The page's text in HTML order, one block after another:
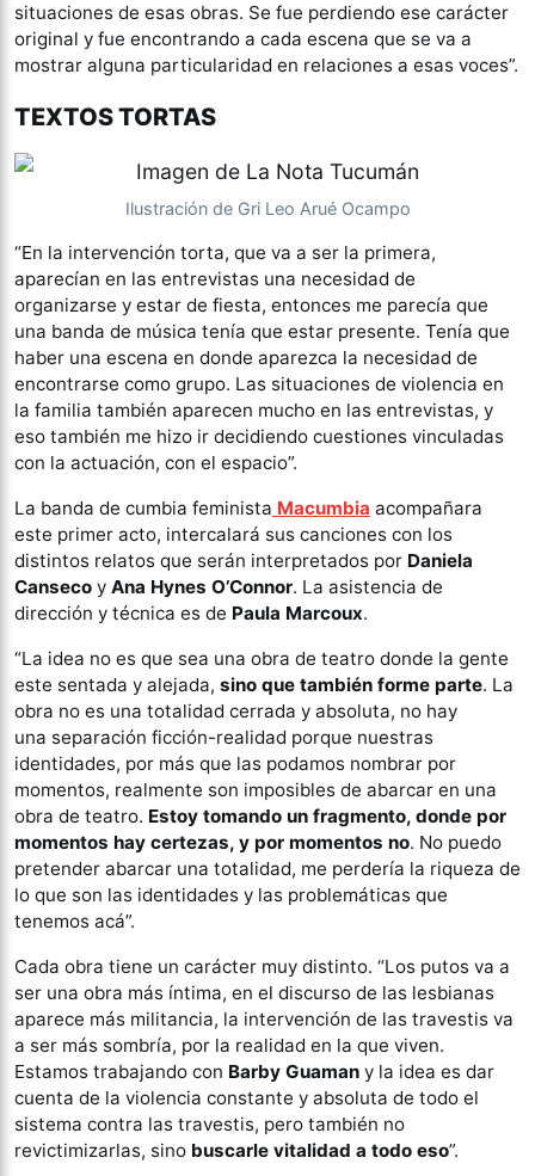
situaciones de esas obras. Se fue perdiendo ese carácter
original y fue encontrando a cada escena que se va a
mostrar alguna particularidad en relaciones a esas voces”.
TEXTOS TORTAS
Ilustración de Gri Leo Arué Ocampo
“En la intervención torta, que va a ser la primera,
aparecían en las entrevistas una necesidad de
organizarse y estar de fiesta, entonces me parecía que
una banda de música tenía que estar presente. Tenía que
haber una escena en donde aparezca la necesidad de
encontrarse como grupo. Las situaciones de violencia en
la familia también aparecen mucho en las entrevistas, y
eso también me hizo ir decidiendo cuestiones vinculadas
con la actuación, con el espacio”.
La banda de cumbia feminista Macumbia acompañara
este primer acto, intercalará sus canciones con los
distintos relatos que serán interpretados por Daniela
Canseco y Ana Hynes O’Connor. La asistencia de
dirección y técnica es de Paula Marcoux.
“La idea no es que sea una obra de teatro donde la gente
este sentada y alejada, sino que también forme parte. La
obra no es una totalidad cerrada y absoluta, no hay
una separación ficción-realidad porque nuestras
identidades, por más que las podamos nombrar por
momentos, realmente son imposibles de abarcar en una
obra de teatro. Estoy tomando un fragmento, donde por
momentos hay certezas, y por momentos no. No puedo
pretender abarcar una totalidad, me perdería la riqueza de
lo que son las identidades y las problemáticas que
tenemos acá”.
Cada obra tiene un carácter muy distinto. “Los putos va a
ser una obra más íntima, en el discurso de las lesbianas
aparece más militancia, la intervención de las travestis va
a ser más sombría, por la realidad en la que viven.
Estamos trabajando con Barby Guaman y la idea es dar
cuenta de la violencia constante y absoluta de todo el
sistema contra las travestis, pero también no
revictimizarlas, sino buscarle vitalidad a todo eso”.